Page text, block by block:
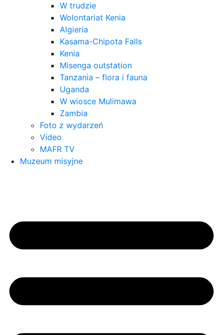
W trudzie
Wolontariat Kenia
Algieria
Kasama-Chipota Falls
Kenia
Misenga outstation
Tanzania – flora i fauna
Uganda
W wiosce Mulimawa
Zambia
Foto z wydarzeń
Video
MAFR TV
Muzeum misyjne